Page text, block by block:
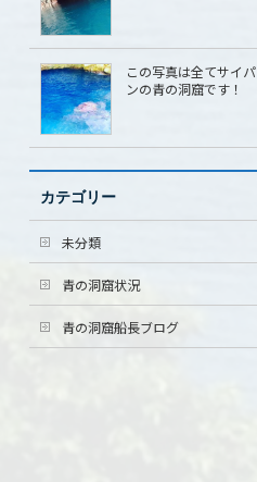
この写真は全てサイパ
ンの青の洞窟です！
カテゴリー
未分類
青の洞窟状況
青の洞窟船長ブログ